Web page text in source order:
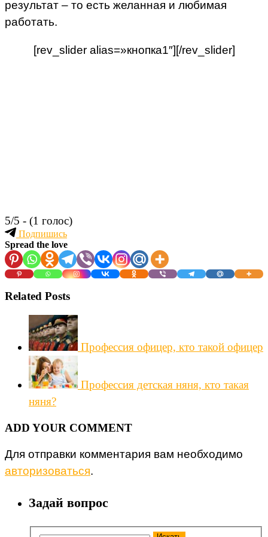
результат – то есть желанная и любимая
работать.
[rev_slider alias=»кнопка1″][/rev_slider]
5/5 - (1 голос)
Подпишись
Spread the love
Related Posts
Профессия офицер, кто такой офицер
Профессия детская няня, кто такая
няня?
ADD YOUR COMMENT
Для отправки комментария вам необходимо
авторизоваться.
Задай вопрос